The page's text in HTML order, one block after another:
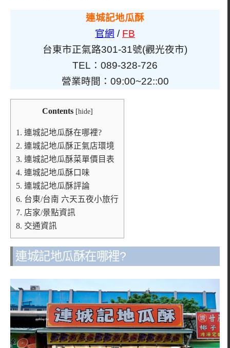
連城記地瓜酥
官網 / FB
台東市正氣路301-31號(觀光夜市)
TEL：089-328-726
營業時間：09:00~22::00
Contents [hide]
1. 連城記地瓜酥在哪裡?
2. 連城記地瓜酥正氣店環境
3. 連城記地瓜酥菜單價目表
4. 連城記地瓜酥口味
5. 連城記地瓜酥評論
6. 台東/台南 六天五夜小旅行
7. 店家/景點資訊
8. 交通資訊
連城記地瓜酥在哪裡?